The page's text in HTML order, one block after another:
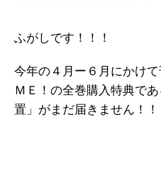
ふがしです！！！
今年の４月ー６月にかけ
ＭＥ！の全巻購入特典で
置」がまだ届きません！！